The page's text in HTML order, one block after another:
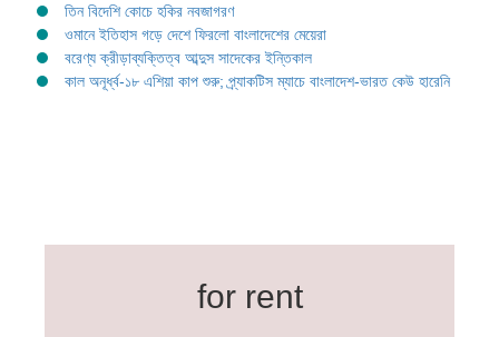
তিন বিদেশি কোচে হকির নবজাগরণ
ওমানে ইতিহাস গড়ে দেশে ফিরলো বাংলাদেশের মেয়েরা
বরেণ্য ক্রীড়াব্যক্তিত্ব আব্দুস সাদেকের ইন্তিকাল
কাল অনূর্ধ্ব-১৮ এশিয়া কাপ শুরু; প্র্যাকটিস ম্যাচে বাংলাদেশ-ভারত কেউ হারেনি
for rent